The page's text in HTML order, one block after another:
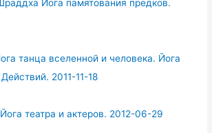
Йога памятования предков.
танца вселенной и человека. Йога
2011-11-18
театра и актеров. 2012-06-29